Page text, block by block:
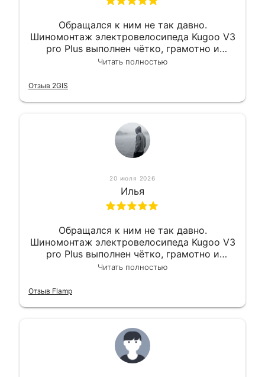
Обращался к ним не так давно.
Шиномонтаж электровелосипеда Kugoo V3
pro Plus выполнен чётко, грамотно и
квалифицированно. Всё сделано
Читать полностью
Отзыв 2GIS
20 июля 2026
Илья
Обращался к ним не так давно.
Шиномонтаж электровелосипеда Kugoo V3
pro Plus выполнен чётко, грамотно и
квалифицированно. Всё сделано
Читать полностью
Отзыв Flamp